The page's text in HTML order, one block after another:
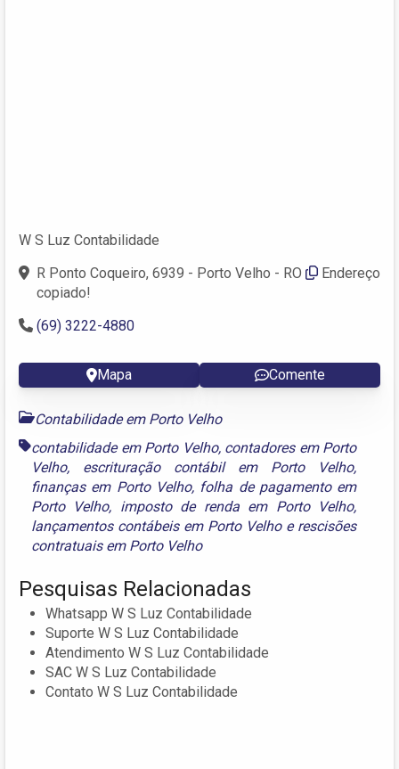
W S Luz Contabilidade
R Ponto Coqueiro, 6939 - Porto Velho - RO
Endereço
copiado!
(69) 3222-4880
Mapa Comente
Contabilidade em Porto Velho
contabilidade em Porto Velho, contadores em Porto
Velho, escrituração contábil em Porto Velho,
finanças em Porto Velho, folha de pagamento em
Porto Velho, imposto de renda em Porto Velho,
lançamentos contábeis em Porto Velhoe rescisões
contratuais em Porto Velho
Pesquisas Relacionadas
Whatsapp W S Luz Contabilidade
Suporte W S Luz Contabilidade
Atendimento W S Luz Contabilidade
SAC W S Luz Contabilidade
Contato W S Luz Contabilidade